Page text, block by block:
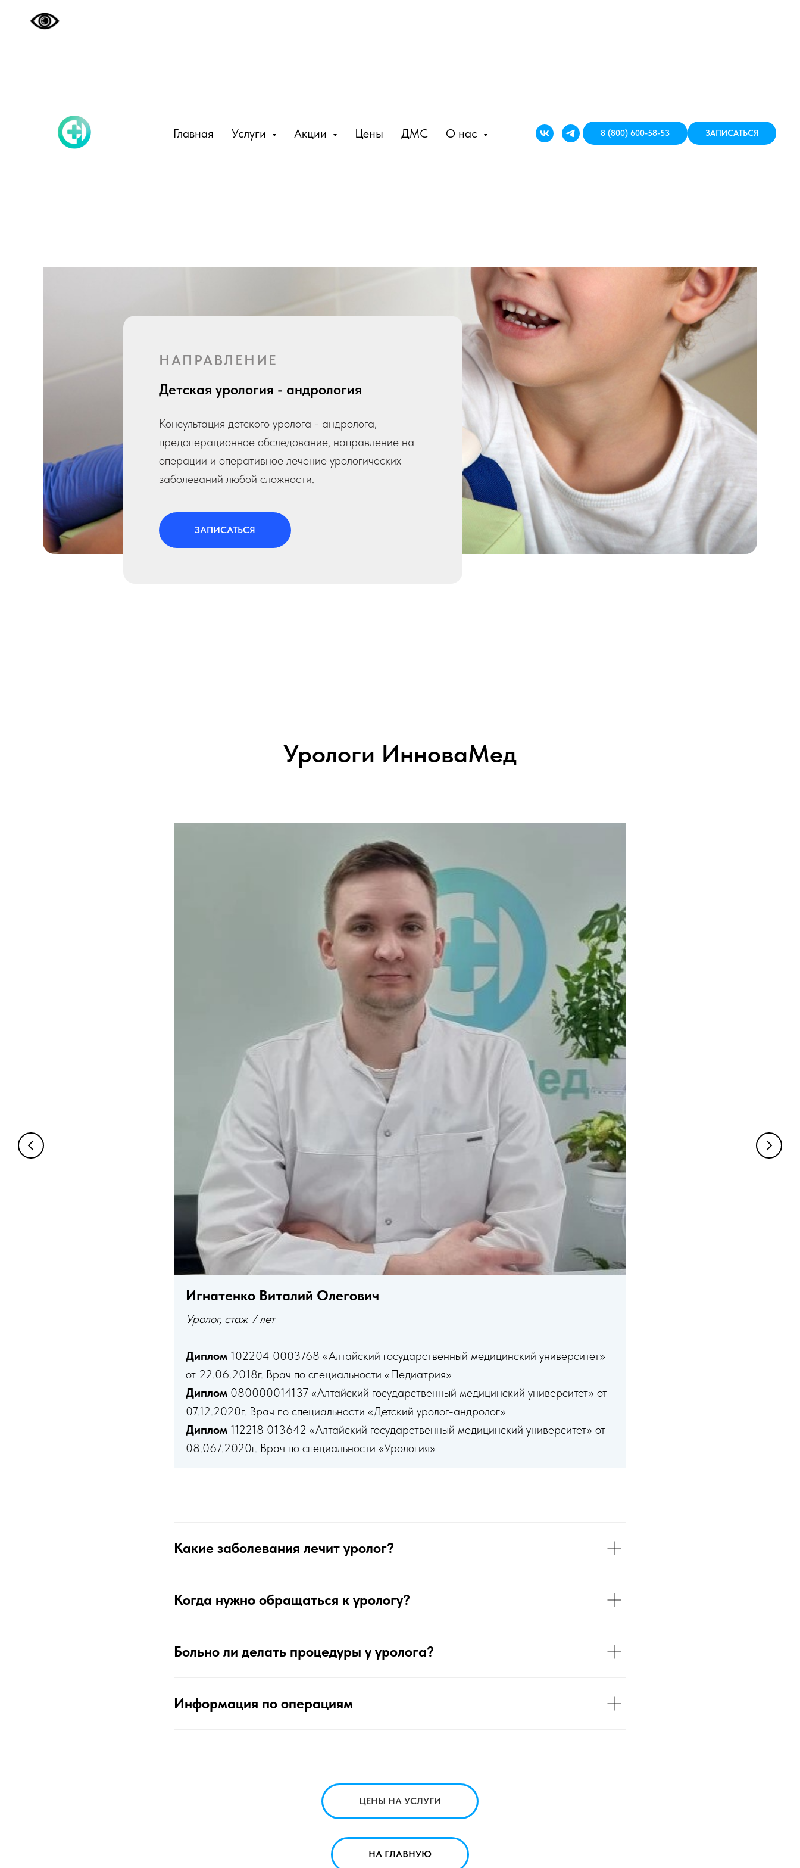
Главная Услуги Акции Цены ДМС О нас 8 (800) 600-58-53 ЗАПИСАТЬСЯ
НАПРАВЛЕНИЕ
Детская урология - андрология
Консультация детского уролога - андролога,
предоперационное обследование, направление на
операции и оперативное лечение урологических
заболеваний любой сложности.
ЗАПИСАТЬСЯ
Урологи ИнноваМед
Игнатенко Виталий Олегович
Уролог, стаж 7 лет
Диплом 102204 0003768 «Алтайский государственный медицинский университет»
от 22.06.2018г. Врач по специальности «Педиатрия»
Диплом 080000014137 «Алтайский государственный медицинский университет» от
07.12.2020г. Врач по специальности «Детский уролог-андролог»
Диплом 112218 013642 «Алтайский государственный медицинский университет» от
08.067.2020г. Врач по специальности «Урология»
Какие заболевания лечит уролог?
Когда нужно обращаться к урологу?
Больно ли делать процедуры у уролога?
Информация по операциям
ЦЕНЫ НА УСЛУГИ
НА ГЛАВНУЮ